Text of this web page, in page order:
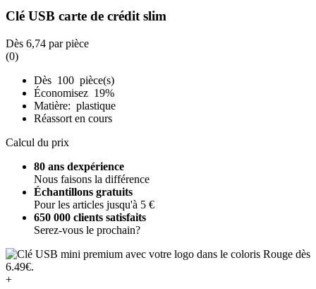
Clé USB carte de crédit slim
Dès 6,74 par pièce
(0)
Dès 100 pièce(s)
Économisez 19%
Matière: plastique
Réassort en cours
Calcul du prix
80 ans dexpérience
Nous faisons la différence
Échantillons gratuits
Pour les articles jusqu'à 5 €
650 000 clients satisfaits
Serez-vous le prochain?
+